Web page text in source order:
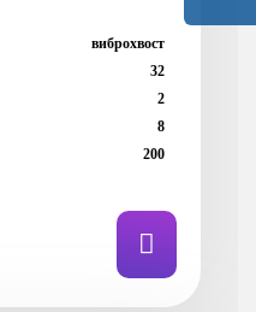
виброхвост
32
2
8
200